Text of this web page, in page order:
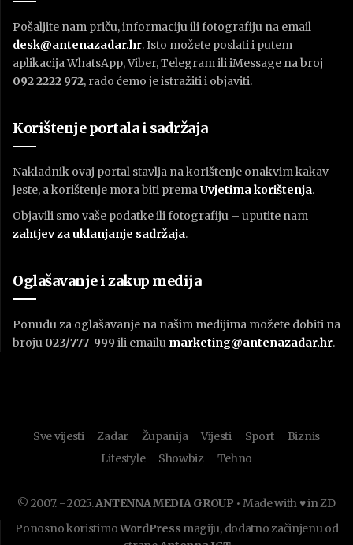
Pošaljite nam priču, informaciju ili fotografiju na email
desk@antenazadar.hr. Isto možete poslati i putem
aplikacija WhatsApp, Viber, Telegram ili iMessage na broj
092 2222 972, rado ćemo je istražiti i objaviti.
Korištenje portala i sadržaja
Nakladnik ovaj portal stavlja na korištenje onakvim kakav
jeste, a korištenje mora biti premaUvjetima korištenja.
Objavili smo vaše podatke ili fotografiju – uputite nam
zahtjev za uklanjanje sadržaja.
Oglašavanje i zakup medija
Ponudu za oglašavanje na našim medijima možete dobiti na
broju 023/777-999 ili emailu marketing@antenazadar.hr.
Sve vijesti Zadar Županija Vijesti Sport
Biznis
Lifestyle
Showbiz Tehno
© 2007. - 2025.ANTENNA MEDIA GROUP • Made with ♥ in ZD
Ponosno koristimoWordPress magiju, dodatno začinjenu od